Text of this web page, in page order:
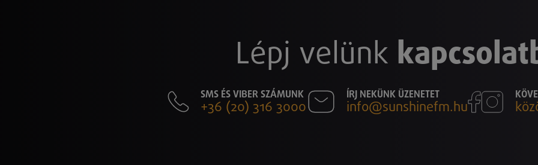
Lépj velünk
SMS ÉS VIBER SZÁMUNK
+36 (20) 316 3000
ÍRJ NEKÜNK ÜZENETET
info@sunshinefm.hu